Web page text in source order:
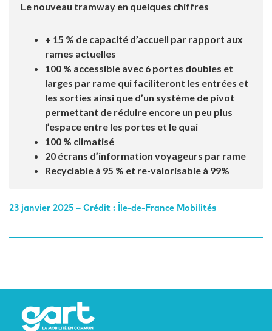
Le nouveau tramway en quelques chiffres
+ 15 % de capacité d’accueil par rapport aux
rames actuelles
100 % accessible avec 6 portes doubles et
larges par rame qui faciliteront les entrées et
les sorties ainsi que d’un système de pivot
permettant de réduire encore un peu plus
l’espace entre les portes et le quai
100 % climatisé
20 écrans d’information voyageurs par rame
Recyclable à 95 % et re-valorisable à 99%
23 janvier 2025 – Crédit : Île-de-France Mobilités